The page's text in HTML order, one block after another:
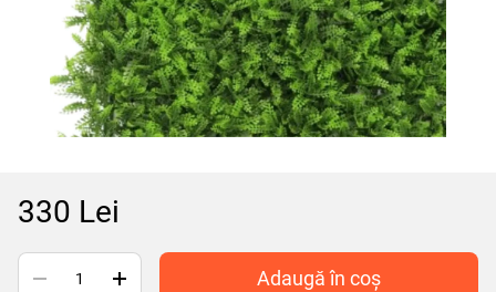
330 Lei
Adaugă în coș